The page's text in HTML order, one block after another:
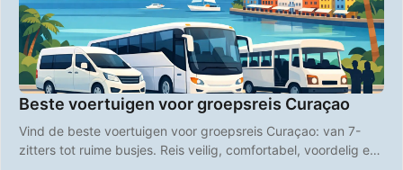
Beste voertuigen voor groepsreis Curaçao
Vind de beste voertuigen voor groepsreis Curaçao: van 7-
zitters tot ruime busjes. Reis veilig, comfortabel, voordelig en